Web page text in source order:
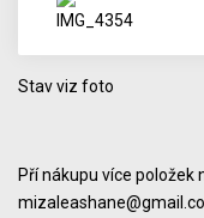
Stav viz foto
Pří nákupu více položek